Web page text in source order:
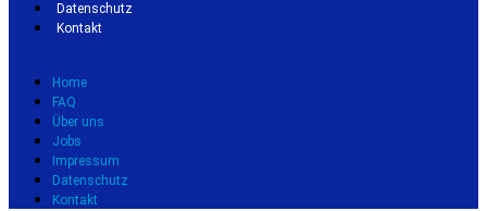
Datenschutz
Kontakt
Home
FAQ
Über uns
Jobs
Impressum
Datenschutz
Kontakt